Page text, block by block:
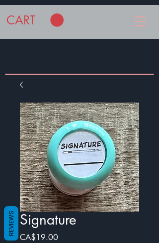
CART
Signature
CA$19.00Price
REVIEWS